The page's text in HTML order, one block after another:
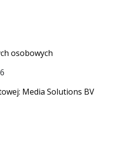
osobowych
Media Solutions BV